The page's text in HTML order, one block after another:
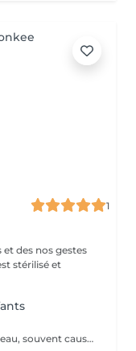
1
et des nos gestes
Les cors sont des épaississements de la peau, souvent causés par la pression ou le frottement répétés. Le traitement des cors implique généralement un adoucissement de la peau à l'aide de bains de pieds chauds, suivis d'un limage doux pour éliminer la couche de peau dure. Des coussinets protecteurs peuvent également être utilisés pour prévenir leur réapparition.